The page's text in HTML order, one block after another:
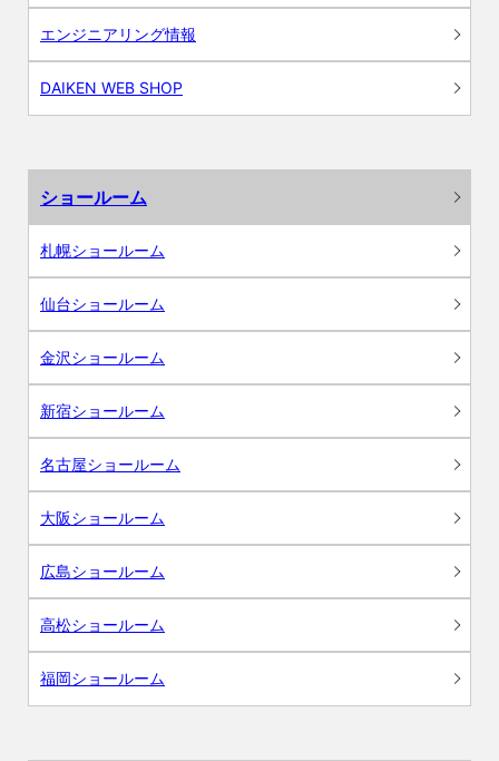
エンジニアリング情報
DAIKEN WEB SHOP
ショールーム
札幌ショールーム
仙台ショールーム
金沢ショールーム
新宿ショールーム
名古屋ショールーム
大阪ショールーム
広島ショールーム
高松ショールーム
福岡ショールーム